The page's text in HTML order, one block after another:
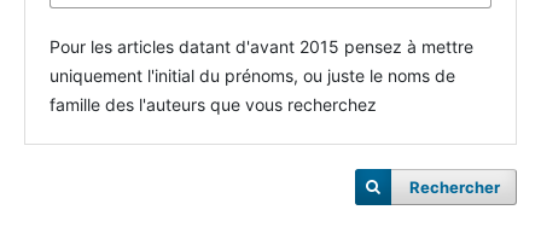
Pour les articles datant d'avant 2015 pensez à mettre
uniquement l'initial du prénoms, ou juste le noms de
famille des l'auteurs que vous recherchez
Rechercher